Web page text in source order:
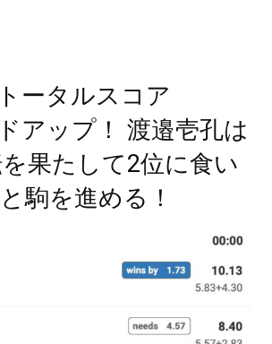
ータルスコア
アップ！ 渡邉壱孔は
果たして2位に食い
駒を進める！